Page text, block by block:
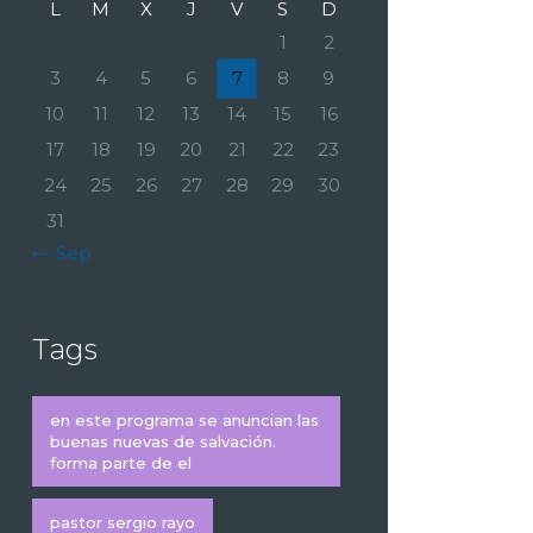
L M X J V S
D
1
2
3
4 5 6 7 8
9
10
11 12 13 14 15
16
17
18 19 20 21 22
23
24
25 26 27 28 29
30
31
« Sep
Tags
en este programa se anuncian las
buenas nuevas de salvación.
forma parte de el
pastor sergio rayo